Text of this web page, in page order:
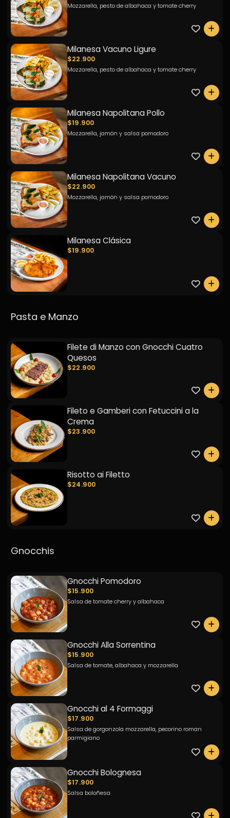
Mozzarella, pesto de albahaca y tomate cherry
0
Milanesa Vacuno Ligure
$22.900
Mozzarella, pesto de albahaca y tomate cherry
0
Milanesa Napolitana Pollo
$19.900
Mozzarella, jamón y salsa pomodoro
0
Milanesa Napolitana Vacuno
$22.900
Mozzarella, jamón y salsa pomodoro
0
Milanesa Clásica
$19.900
0
Pasta e Manzo
Filete di Manzo con Gnocchi Cuatro
Quesos
$22.900
0
Fileto e Gamberi con Fetuccini a la
Crema
$23.900
0
Risotto ai Filetto
$24.900
0
Gnocchis
Gnocchi Pomodoro
$15.900
Salsa de tomate cherry y albahaca
0
Gnocchi Alla Sorrentina
$15.900
Salsa de tomate, albahaca y mozzarella
0
Gnocchi al 4 Formaggi
$17.900
Salsa de gorgonzola mozzarella, pecorino roman
parmigiano
0
Gnocchi Bolognesa
$17.900
Salsa boloñesa
0